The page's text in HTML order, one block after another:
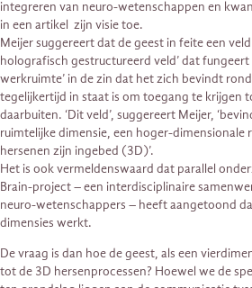
integreren van neuro-wetenschappen en
in een artikel zijn visie toe.
Meijer suggereert dat de geest in feite een
holografisch gestructureerd veld’ dat fungeert
werkruimte’ in de zin dat het zich bevindt
tegelijkertijd in staat is om toegang te krijgen
daarbuiten. ‘Dit veld’, suggereert Meijer,
ruimtelijke dimensie, een hoger-dimensionale
hersenen zijn ingebed (3D)’.
Het is ook vermeldenswaard dat parallel
Brain-project – een interdisciplinaire
neuro-wetenschappers – heeft aangetoond
dimensies werkt.
De vraag is dan hoe de geest, als een
tot de 3D hersenprocessen? Hoewel we de